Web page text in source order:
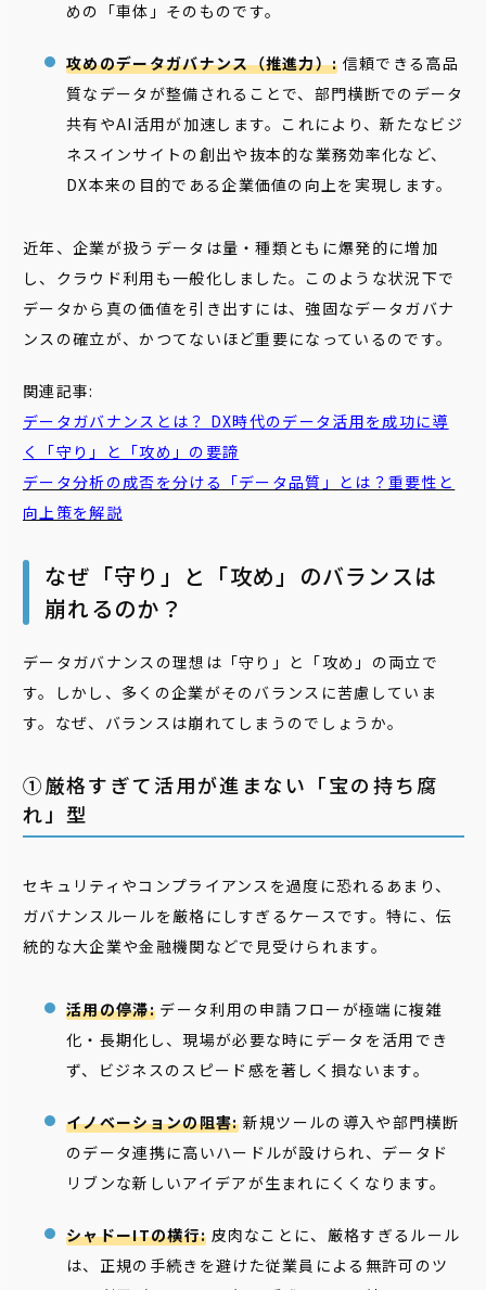
めの「車体」そのものです。
攻めのデータガバナンス（推進力）: 信頼できる高品
質なデータが整備されることで、部門横断でのデータ
共有やAI活用が加速します。これにより、新たなビジ
ネスインサイトの創出や抜本的な業務効率化など、
DX本来の目的である企業価値の向上を実現します。
近年、企業が扱うデータは量・種類ともに爆発的に増加
し、クラウド利用も一般化しました。このような状況下で
データから真の価値を引き出すには、強固なデータガバナ
ンスの確立が、かつてないほど重要になっているのです。
関連記事:
データガバナンスとは？ DX時代のデータ活用を成功に導
く「守り」と「攻め」の要諦
データ分析の成否を分ける「データ品質」とは？重要性と
向上策を解説
なぜ「守り」と「攻め」のバランスは
崩れるのか？
データガバナンスの理想は「守り」と「攻め」の両立で
す。しかし、多くの企業がそのバランスに苦慮していま
す。なぜ、バランスは崩れてしまうのでしょうか。
①厳格すぎて活用が進まない「宝の持ち腐
れ」型
セキュリティやコンプライアンスを過度に恐れるあまり、
ガバナンスルールを厳格にしすぎるケースです。特に、伝
統的な大企業や金融機関などで見受けられます。
活用の停滞:データ利用の申請フローが極端に複雑
化・長期化し、現場が必要な時にデータを活用でき
ず、ビジネスのスピード感を著しく損ないます。
イノベーションの阻害:新規ツールの導入や部門横断
のデータ連携に高いハードルが設けられ、データド
リブンな新しいアイデアが生まれにくくなります。
シャドーITの横行: 皮肉なことに、厳格すぎるルール
は、正規の手続きを避けた従業員による無許可のツ